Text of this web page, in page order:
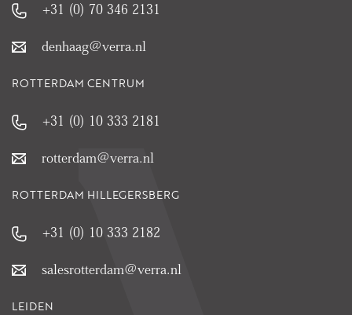
+31 (0) 70 346 2131
denhaag@verra.nl
ROTTERDAM CENTRUM
+31 (0) 10 333 2181
rotterdam@verra.nl
ROTTERDAM HILLEGERSBERG
+31 (0) 10 333 2182
salesrotterdam@verra.nl
LEIDEN